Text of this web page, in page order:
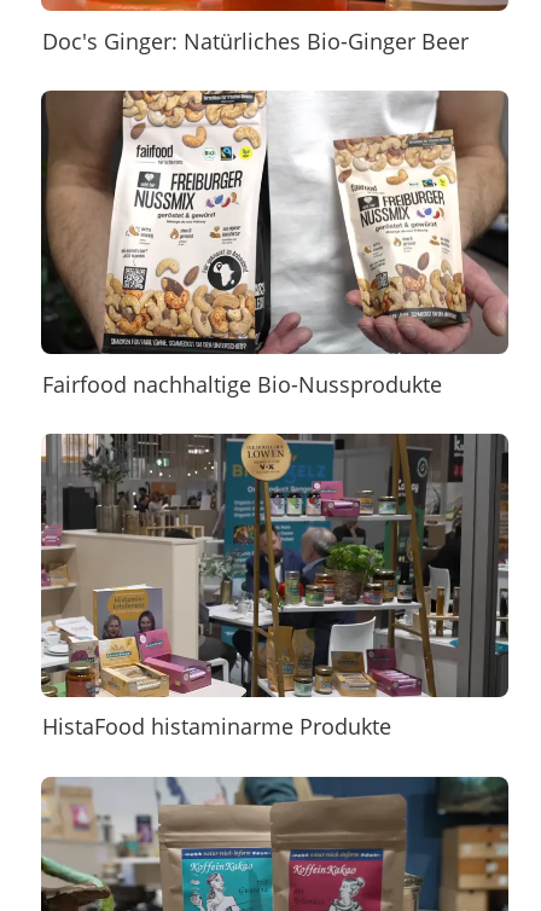
Doc's Ginger: Natürliches Bio-Ginger Beer
Fairfood nachhaltige Bio-Nussprodukte
HistaFood histaminarme Produkte